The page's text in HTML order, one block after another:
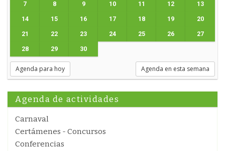
7 8 9 10 11 12 13
14 15 16 17 18 19 20
21 22 23 24 25 26 27
28 29 30
Agenda para hoy Agenda en esta semana
Agenda de actividades
Carnaval
Certámenes - Concursos
Conferencias